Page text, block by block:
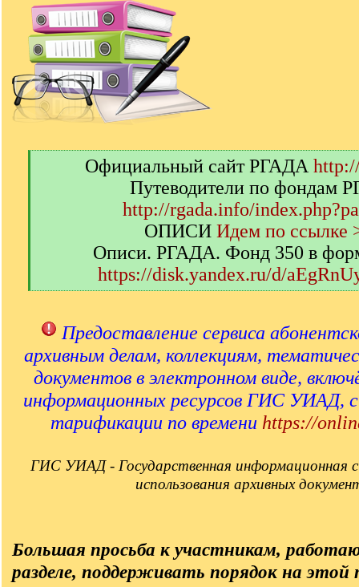
Официальный сайт РГАДА
Путеводители по фондам
http://rgada.info/
ОПИСИ Идем по ссылке
Описи. РГАДА. Фонд 350 в
https://disk.yandex.ru/d/
[
Предоставление сервиса
архивным делам, коллекциям,
документов в электронном виде,
информационных ресурсов ГИС УИАД,
тарификации по времени https://
ГИС УИАД - Государственная информационная
использования архивных
Большая просьба к участникам,
разделе, поддерживать порядок на этой